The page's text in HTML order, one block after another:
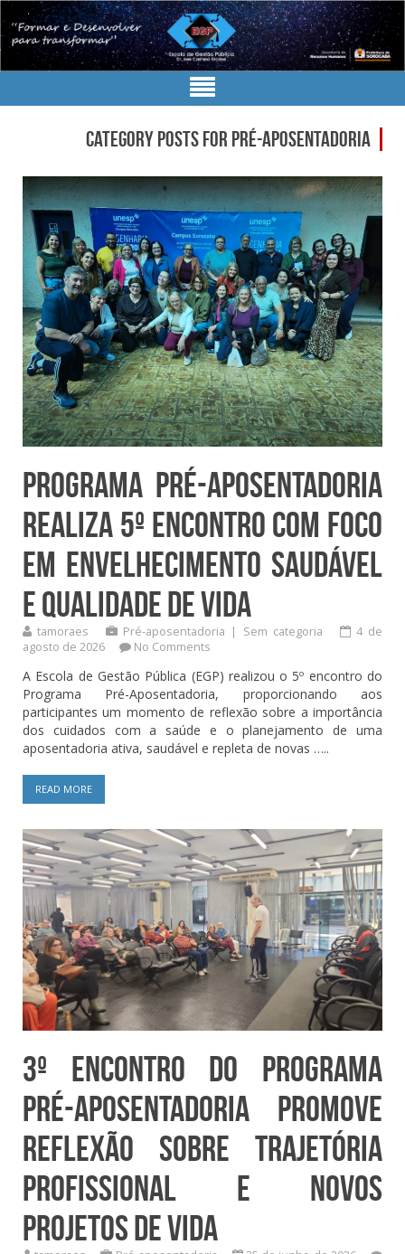
Category Posts for Pré-aposentadoria
Programa Pré-Aposentadoria
realiza 5º encontro com foco
em envelhecimento saudável
e qualidade de vida
tamoraes Pré-aposentadoria | Sem categoria
4 de
agosto de 2026
No Comments
A Escola de Gestão Pública (EGP) realizou o 5º encontro do
Programa Pré-Aposentadoria, proporcionando aos
participantes um momento de reflexão sobre a importância
dos cuidados com a saúde e o planejamento de uma
aposentadoria ativa, saudável e repleta de novas …..
READ MORE
3º Encontro do Programa
Pré-Aposentadoria promove
reflexão sobre trajetória
profissional e novos
projetos de vida